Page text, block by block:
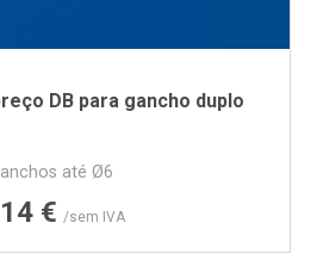
DB para gancho duplo
até Ø6
Preço
€ /sem IVA